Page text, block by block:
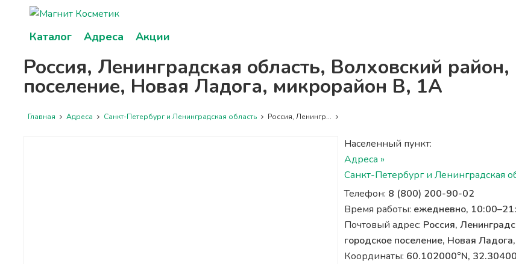
Каталог Адреса Акции
Россия, Ленинградская область, Волховский
поселение, Новая Ладога, микрорайон В, 1А
Главная Адреса Санкт-Петербург и Ленинградская область Россия, Ленингр...
Населенный пункт:
Адреса »
Санкт-Петербург и Ленинградская
Телефон: 8 (800) 200-90-02
Время работы: ежедневно,
Почтовый адрес: Россия,
городское поселение, Новая
Координаты: 60.102000°N,